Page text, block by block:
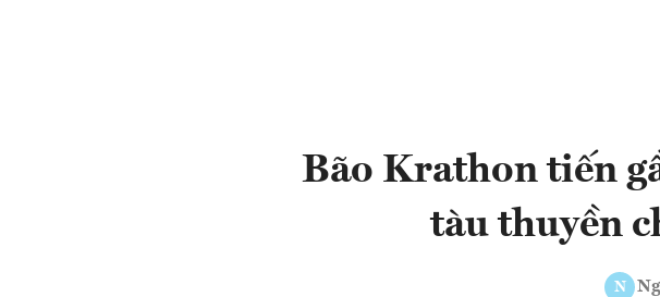
Bão Krathon tiến
tàu thuyền
N